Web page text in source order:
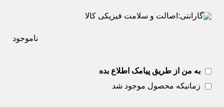
گارانتی: اصالت و سلامت فیزیکی کالا
ناموجود
به من از طریق پیامک اطلاع بده
زمانیکه محصول موجود شد